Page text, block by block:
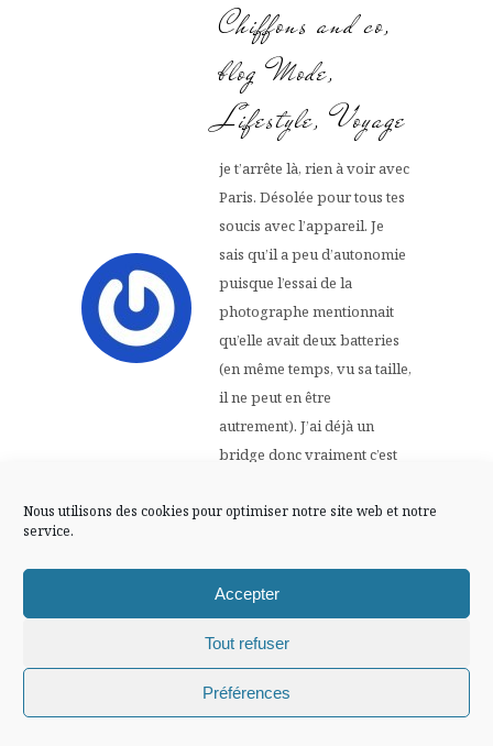
Nous utilisons des cookies pour optimiser notre site web et notre
service.
Accepter
Tout refuser
Préférences
Chiffons and co,
blog Mode,
Lifestyle, Voyage
je t’arrête là, rien à voir avec
Paris. Désolée pour tous tes
soucis avec l’appareil. Je
sais qu’il a peu d’autonomie
puisque l’essai de la
photographe mentionnait
qu’elle avait deux batteries
(en même temps, vu sa taille,
il ne peut en être
autrement). J’ai déjà un
bridge donc vraiment c’est
dire la vérité, je suis à deux
peintrefiguratif
FLUX INSTA
Suivre sur Instagram